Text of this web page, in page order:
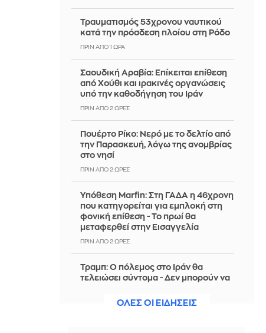
Τραυματισμός 53χρονου ναυτικού
κατά την πρόσδεση πλοίου στη Ρόδο
ΠΡΙΝ ΑΠΌ 1 ΏΡΑ
Σαουδική Αραβία: Επίκειται επίθεση
από Χούθι και ιρακινές οργανώσεις
υπό την καθοδήγηση του Ιράν
ΠΡΙΝ ΑΠΌ 2 ΏΡΕΣ
Πουέρτο Ρίκο: Νερό με το δελτίο από
την Παρασκευή, λόγω της ανομβρίας
στο νησί
ΠΡΙΝ ΑΠΌ 2 ΏΡΕΣ
Υπόθεση Marfin: Στη ΓΑΔΑ η 46χρονη
που κατηγορείται για εμπλοκή στη
φονική επίθεση - Το πρωί θα
μεταφερθεί στην Εισαγγελία
ΠΡΙΝ ΑΠΌ 2 ΏΡΕΣ
Τραμπ: Ο πόλεμος στο Ιράν θα
τελειώσει σύντομα - Δεν μπορούν να
ΠΡΙΝ ΑΠΌ 2 ΏΡΕΣΟΛΕΣ ΟΙ ΕΙΔΗΣΕΙΣ